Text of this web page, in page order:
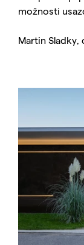
možnosti
Martin Sladky,